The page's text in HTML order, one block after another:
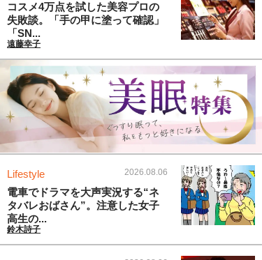
コスメ4万点を試した美容プロの
失敗談。「手の甲に塗って確認」
「SN...
遠藤幸子
Lifestyle 2026.08.06
電車でドラマを大声実況する“ネ
タバレおばさん”。注意した女子
高生の...
鈴木詩子